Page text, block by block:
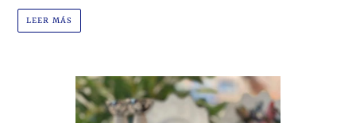
LEER MÁS